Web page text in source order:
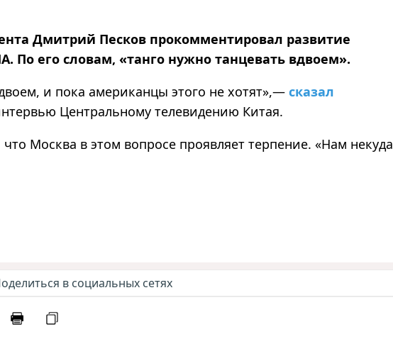
Дмитрий Песков прокомментировал развитие
По его словам, «танго нужно танцевать вдвоем».
и пока американцы этого не хотят»,— сказал
Центральному телевидению Китая.
Москва в этом вопросе проявляет терпение. «Нам некуда
в социальных сетях